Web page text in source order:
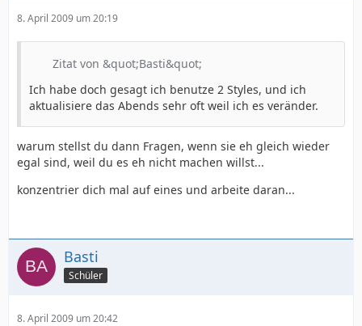
8. April 2009 um 20:19
Zitat von &quot;Basti&quot;
Ich habe doch gesagt ich benutze 2 Styles, und ich
aktualisiere das Abends sehr oft weil ich es veränder.
warum stellst du dann Fragen, wenn sie eh gleich wieder
egal sind, weil du es eh nicht machen willst...
konzentrier dich mal auf eines und arbeite daran...
Basti
Schüler
8. April 2009 um 20:42